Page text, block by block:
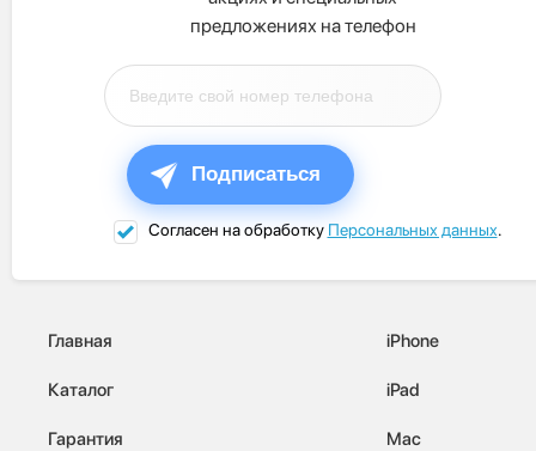
предложениях на телефон
Подписаться
Согласен на обработку Персональных данных.
Главная
Каталог
Гарантия
iPhone
iPad
Mac